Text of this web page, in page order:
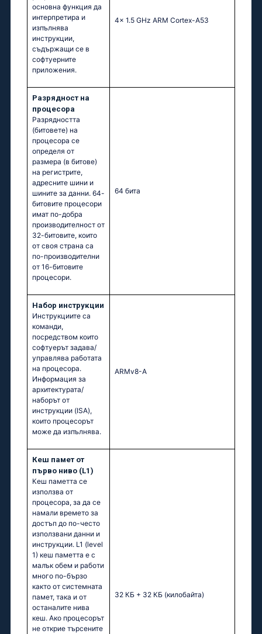
основна функция да
интерпретира и
изпълнява
инструкции,
съдържащи се в
софтуерните
приложения.
4x 1.5 GHz ARM Cortex-A53
Разрядност на
процесора
Разрядността
(битовете) на
процесора се
определя от
размера (в битове)
на регистрите,
адресните шини и
шините за данни. 64-
битовите процесори
имат по-добра
производителност от
32-битовите, които
от своя страна са
по-производителни
от 16-битовите
процесори.
64 бита
Набор инструкции
Инструкциите са
команди,
посредством които
софтуерът задава/
управлява работата
на процесора.
Информация за
архитектурата/
наборът от
инструкции (ISA),
които процесорът
може да изпълнява.
ARMv8-A
Кеш памет от
първо ниво (L1)
Кеш паметта се
използва от
процесора, за да се
намали времето за
достъп до по-често
използвани данни и
инструкции. L1 (level
1) кеш паметта e с
малък обем и работи
много по-бързо
както от системната
памет, така и от
останалите нива
кеш. Ако процесорът
не открие търсените
32 КБ + 32 КБ (килобайта)